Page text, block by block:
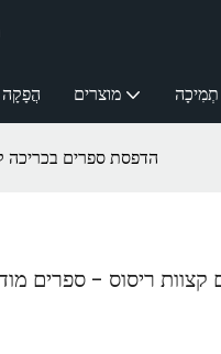
הֲפָקָה מוצרים תְמִיכָה
הדפסת ספרים בכריכה
ריסוס - ספרים